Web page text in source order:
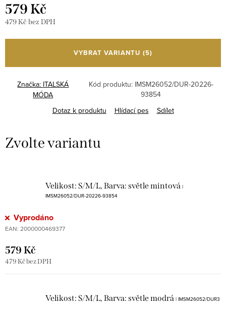
579 Kč
479 Kč bez DPH
cena:
VYBRAT VARIANTU (5)
Značka: ITALSKÁ
MÓDA
Kód produktu: IMSM26052/DUR-20226-
93854
Dotaz k produktu
Hlídací pes Sdílet
Velikost: S/M/L, Barva: světle mintová |
IMSM26052/DUR-20226-93854
Vyprodáno
EAN: 2000000469377
579 Kč
479 Kč bez DPH
Velikost: S/M/L, Barva: světle modrá | IMSM26052/DUR3